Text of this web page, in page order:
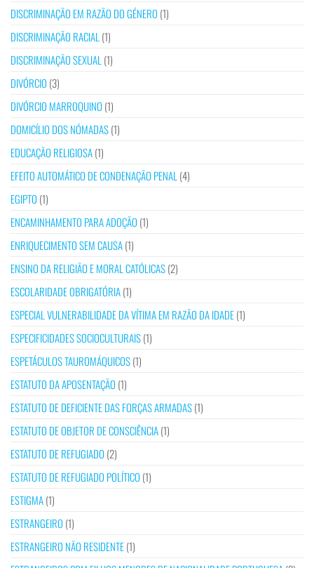
DISCRIMINAÇÃO EM RAZÃO DO GÉNERO (1)
DISCRIMINAÇÃO RACIAL (1)
DISCRIMINAÇÃO SEXUAL (1)
DIVÓRCIO (3)
DIVÓRCIO MARROQUINO (1)
DOMICÍLIO DOS NÓMADAS(1)
EDUCAÇÃO RELIGIOSA(1)
EFEITO AUTOMÁTICO DE CONDENAÇÃO PENAL (4)
EGIPTO (1)
ENCAMINHAMENTO PARA ADOÇÃO (1)
ENRIQUECIMENTO SEM CAUSA(1)
ENSINO DA RELIGIÃO E MORAL CATÓLICAS(2)
ESCOLARIDADE OBRIGATÓRIA(1)
ESPECIAL VULNERABILIDADE DA VÍTIMA EM RAZÃO DA IDADE(1)
ESPECIFICIDADES SOCIOCULTURAIS(1)
ESPETÁCULOS TAUROMÁQUICOS(1)
ESTATUTO DA APOSENTAÇÃO (1)
ESTATUTO DE DEFICIENTE DAS FORÇAS ARMADAS(1)
ESTATUTO DE OBJETOR DE CONSCIÊNCIA(1)
ESTATUTO DE REFUGIADO (2)
ESTATUTO DE REFUGIADO POLÍTICO (1)
ESTIGMA(1)
ESTRANGEIRO (1)
ESTRANGEIRO NÃO RESIDENTE(1)